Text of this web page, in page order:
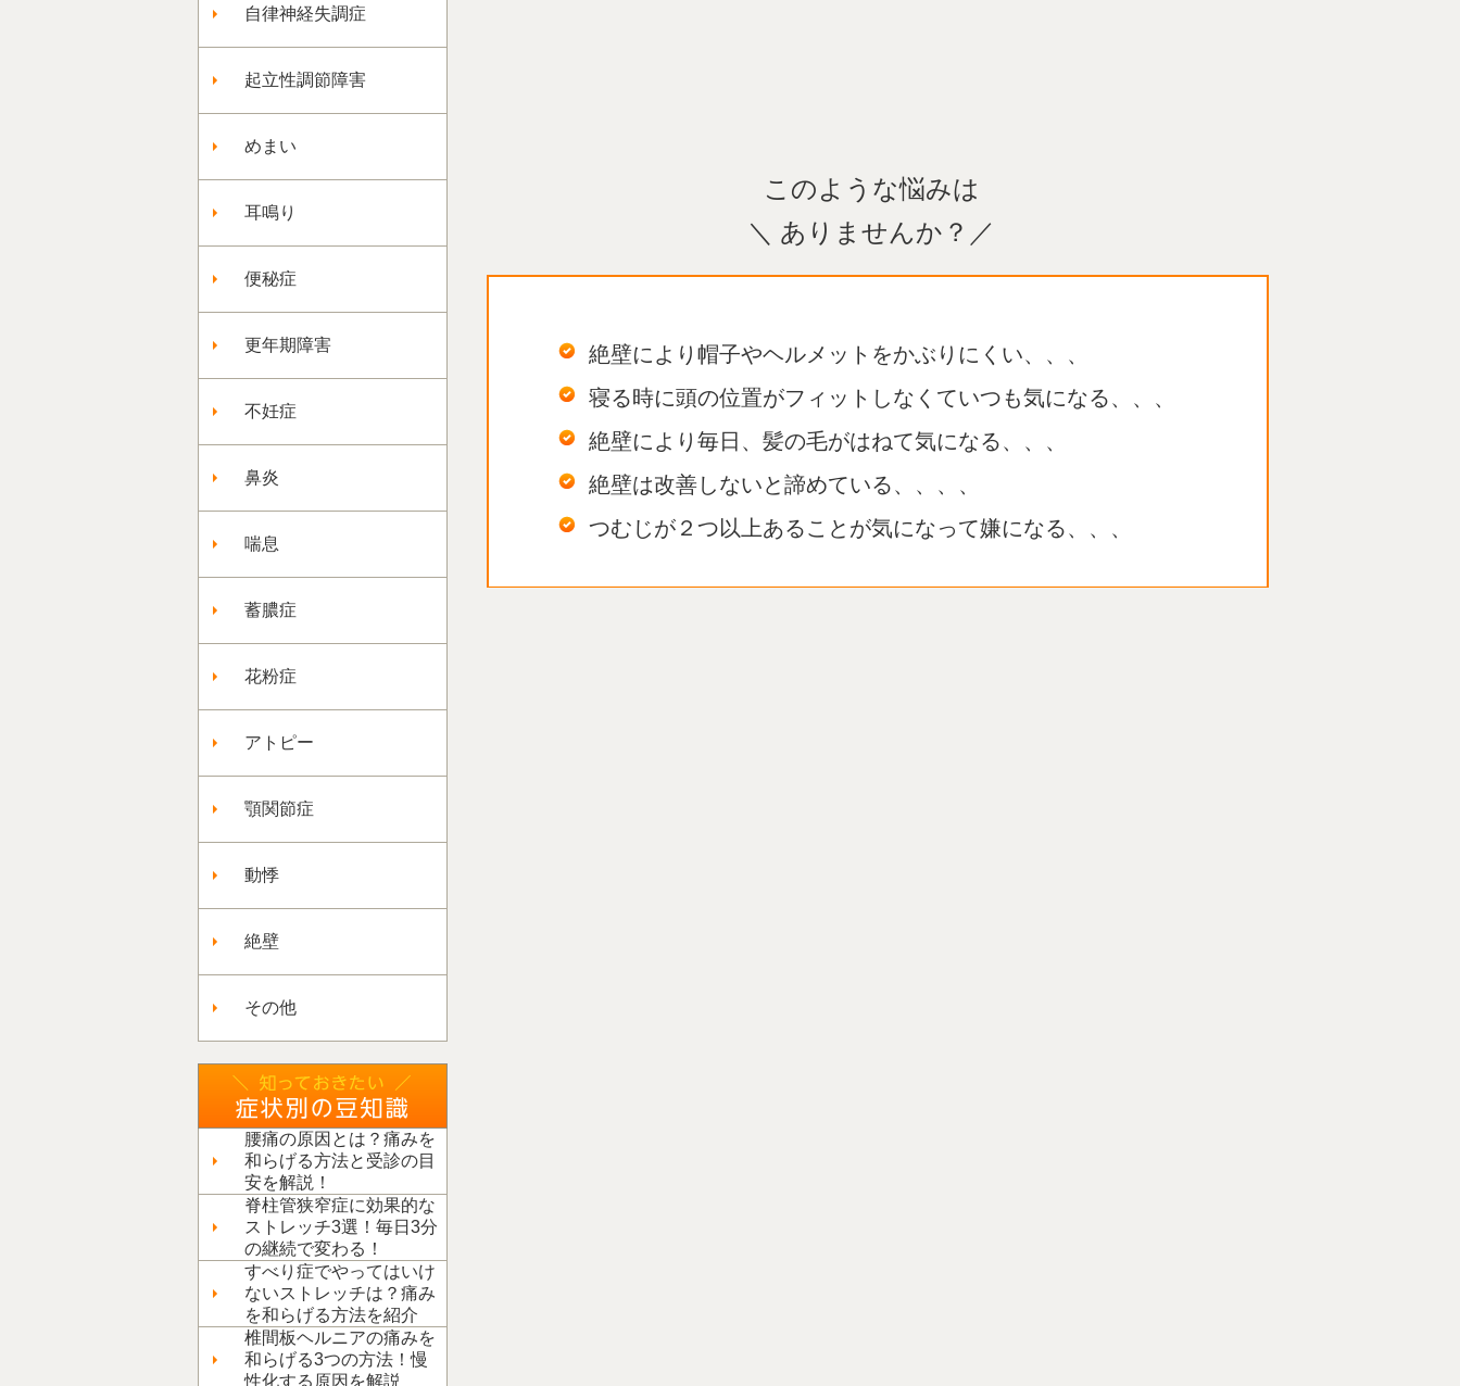
自律神経失調症
起立性調節障害
めまい
耳鳴り
便秘症
更年期障害
不妊症
鼻炎
喘息
蓄膿症
花粉症
アトピー
顎関節症
動悸
絶壁
その他
腰痛の原因とは？痛みを
和らげる方法と受診の目
安を解説！
脊柱管狭窄症に効果的な
ストレッチ3選！毎日3分
の継続で変わる！
すべり症でやってはいけ
ないストレッチは？痛み
を和らげる方法を紹介
椎間板ヘルニアの痛みを
和らげる3つの方法！慢
性化する原因を解説
このような悩みは
＼ ありませんか？／
絶壁により帽子やヘルメットをかぶりにくい、、、
寝る時に頭の位置がフィットしなくていつも気になる、、、
絶壁により毎日、髪の毛がはねて気になる、、、
絶壁は改善しないと諦めている、、、、
つむじが２つ以上あることが気になって嫌になる、、、